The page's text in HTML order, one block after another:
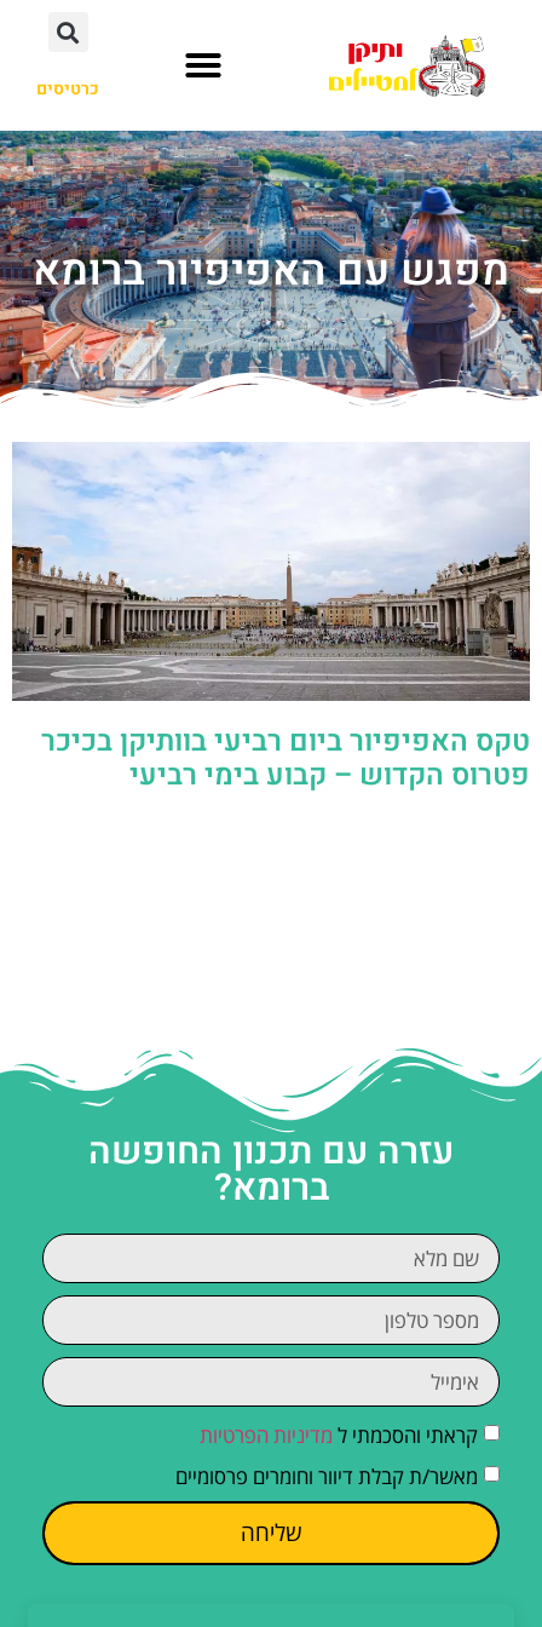
כרטיסים
מפגש עם האפיפיור ברומא
טקס האפיפיור ביום רביעי בוותיקן בכיכר
פטרוס הקדוש – קבוע בימי רביעי
עזרה עם תכנון החופשה
ברומא?
קראתי והסכמתי ל מדיניות הפרטיות
מאשר/ת קבלת דיוור וחומרים פרסומיים
שליחה